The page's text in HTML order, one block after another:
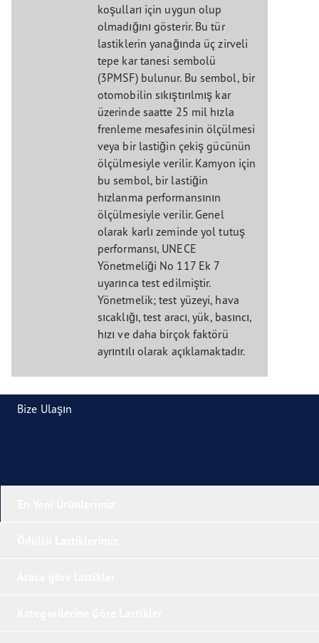
koşulları için uygun olup
olmadığını gösterir. Bu tür
lastiklerin yanağında üç zirveli
tepe kar tanesi sembolü
(3PMSF) bulunur. Bu sembol, bir
otomobilin sıkıştırılmış kar
üzerinde saatte 25 mil hızla
frenleme mesafesinin ölçülmesi
veya bir lastiğin çekiş gücünün
ölçülmesiyle verilir. Kamyon için
bu sembol, bir lastiğin
hızlanma performansının
ölçülmesiyle verilir. Genel
olarak karlı zeminde yol tutuş
performansı, UNECE
Yönetmeliği No 117 Ek 7
uyarınca test edilmiştir.
Yönetmelik; test yüzeyi, hava
sıcaklığı, test aracı, yük, basıncı,
hızı ve daha birçok faktörü
ayrıntılı olarak açıklamaktadır.
Bize Ulaşın